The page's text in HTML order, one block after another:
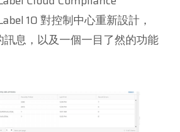
10 對控制中心重新設計，
息，以及一個一目了然的功能